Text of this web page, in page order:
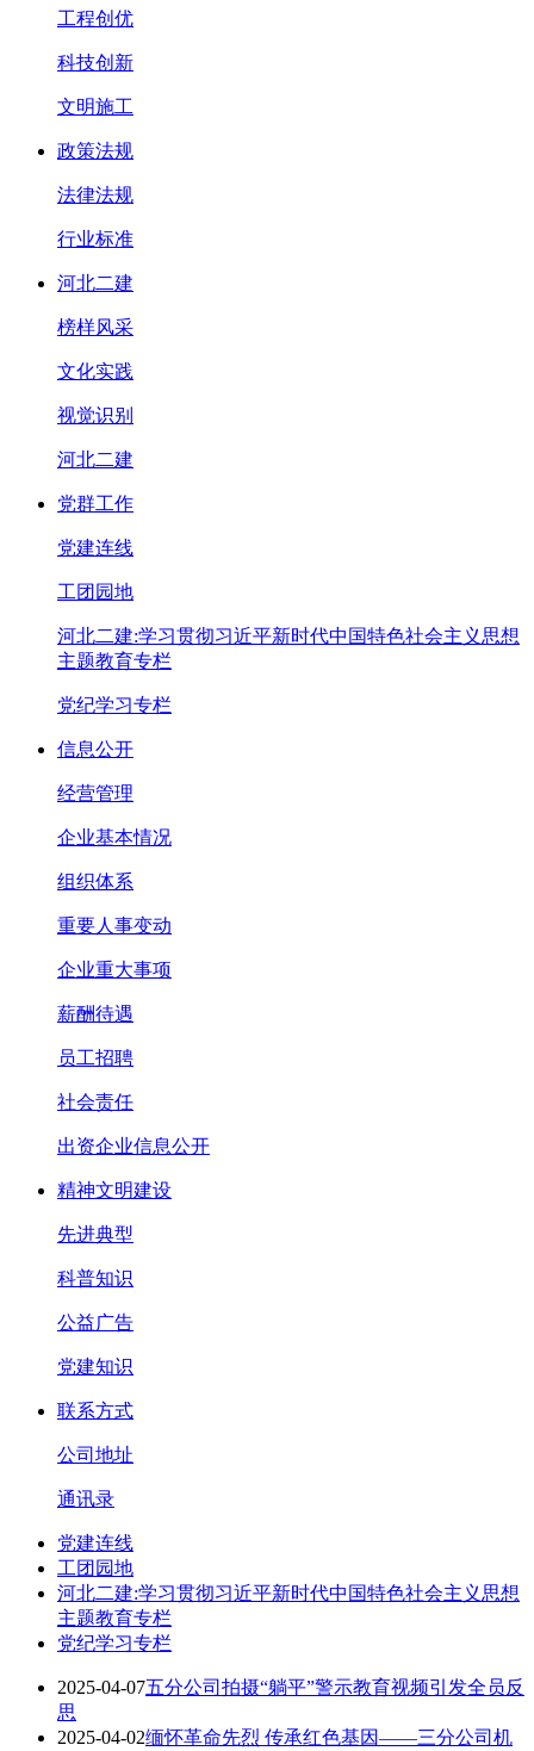
工程创优
科技创新
文明施工
政策法规
法律法规
行业标准
河北二建
榜样风采
文化实践
视觉识别
河北二建
党群工作
党建连线
工团园地
河北二建:学习贯彻习近平新时代中国特色社会主义思想
主题教育专栏
党纪学习专栏
信息公开
经营管理
企业基本情况
组织体系
重要人事变动
企业重大事项
薪酬待遇
员工招聘
社会责任
出资企业信息公开
精神文明建设
先进典型
科普知识
公益广告
党建知识
联系方式
公司地址
通讯录
党建连线
工团园地
河北二建:学习贯彻习近平新时代中国特色社会主义思想
主题教育专栏
党纪学习专栏
2025-04-07五分公司拍摄“躺平”警示教育视频引发全员反
思
2025-04-02缅怀革命先烈 传承红色基因——三分公司机